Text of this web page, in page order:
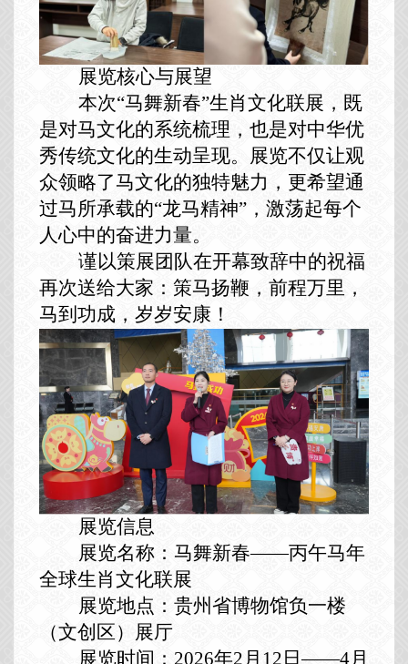
展览核心与展望
本次“马舞新春”生肖文化联展，既
是对马文化的系统梳理，也是对中华优
秀传统文化的生动呈现。展览不仅让观
众领略了马文化的独特魅力，更希望通
过马所承载的“龙马精神”，激荡起每个
人心中的奋进力量。
谨以策展团队在开幕致辞中的祝福
再次送给大家：策马扬鞭，前程万里，
马到功成，岁岁安康！
展览信息
展览名称：马舞新春——丙午马年
全球生肖文化联展
展览地点：贵州省博物馆负一楼
（文创区）展厅
展览时间：2026年2月12日——4月